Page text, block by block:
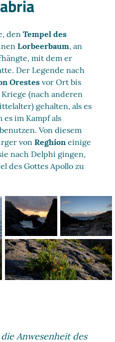
denTempel des
Lorbeerbaum, an
mit dem er
Der Legende nach
Orestes vor Ort bis
(nach anderen
gehalten, als es
es im Kampf als
Von diesem
vonReghion einige
nach Delphi gingen,
des Gottes Apollo zu
Anwesenheit des